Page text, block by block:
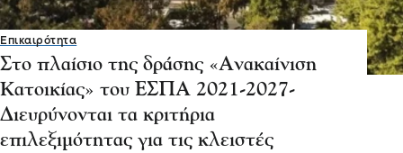
Επικαιρότητα
Στο πλαίσιο της δράσης «Ανακαίνιση
Κατοικίας» του ΕΣΠΑ 2021-2027-
Διευρύνονται τα κριτήρια
επιλεξιμότητας για τις κλειστές